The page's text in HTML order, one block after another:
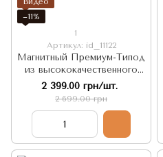
−11%
1
Артикул: id_11122
Магнитный Премиум-Типод
из высококачественного
термостойкого стекла
Urban Planet 600 мл, Китай
2 399.00 грн/шт.
2 699.00 грн